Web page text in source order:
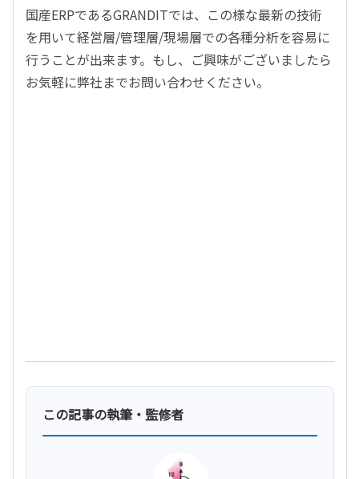
国産ERPであるGRANDITでは、この様な最新の技術
を用いて経営層/管理層/現場層での各種分析を容易に
行うことが出来ます。もし、ご興味がございましたら
お気軽に弊社までお問い合わせください。
この記事の執筆・監修者